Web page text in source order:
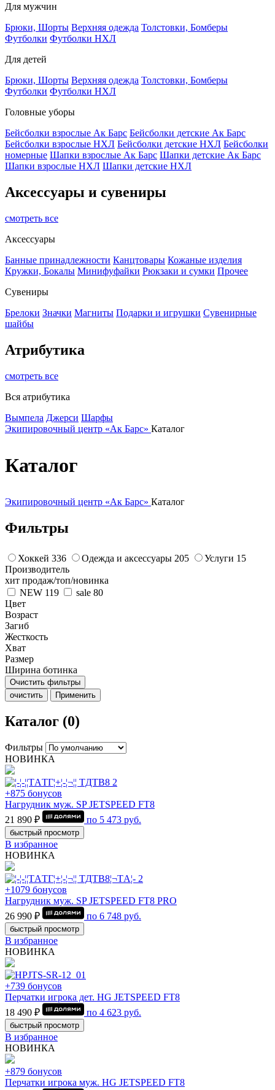
Для мужчин
Брюки, Шорты Верхняя одежда Толстовки, Бомберы
Футболки Футболки НХЛ
Для детей
Брюки, Шорты Верхняя одежда Толстовки, Бомберы
Футболки Футболки НХЛ
Головные уборы
Бейсболки взрослые Ак Барс Бейсболки детские Ак Барс
Бейсболки взрослые НХЛ Бейсболки детские НХЛ Бейсболки
номерные Шапки взрослые Ак Барс Шапки детские Ак Барс
Шапки взрослые НХЛ Шапки детские НХЛ
Аксессуары и сувениры
смотреть все
Аксессуары
Банные принадлежности Канцтовары Кожаные изделия
Кружки, Бокалы Минифуфайки Рюкзаки и сумки Прочее
Сувениры
Брелоки Значки Магниты Подарки и игрушки Сувенирные
шайбы
Атрибутика
смотреть все
Вся атрибутика
Вымпела Джерси Шарфы
Экипировочный центр «Ак Барс» Каталог
Каталог
Экипировочный центр «Ак Барс» Каталог
Фильтры
Хоккей 336 Одежда и аксессуары 205 Услуги 15
Производитель
хит продаж/топ/новинка
NEW 119 sale 80
Цвет
Возраст
Загиб
Жесткость
Хват
Размер
Ширина ботинка
Очистить фильтры
очистить
Применить
Каталог (0)
Фильтры
НОВИНКА
+875 бонусов
Нагрудник муж. SP JETSPEED FT8
21 890 ₽
по 5 473 руб.
быстрый просмотр
В избранное
НОВИНКА
+1079 бонусов
Нагрудник муж. SP JETSPEED FT8 PRO
26 990 ₽
по 6 748 руб.
быстрый просмотр
В избранное
НОВИНКА
+739 бонусов
Перчатки игрока дет. HG JETSPEED FT8
18 490 ₽
по 4 623 руб.
быстрый просмотр
В избранное
НОВИНКА
+879 бонусов
Перчатки игрока муж. HG JETSPEED FT8